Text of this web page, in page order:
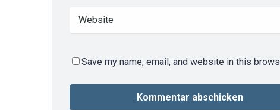
Save my name, email, and website in this